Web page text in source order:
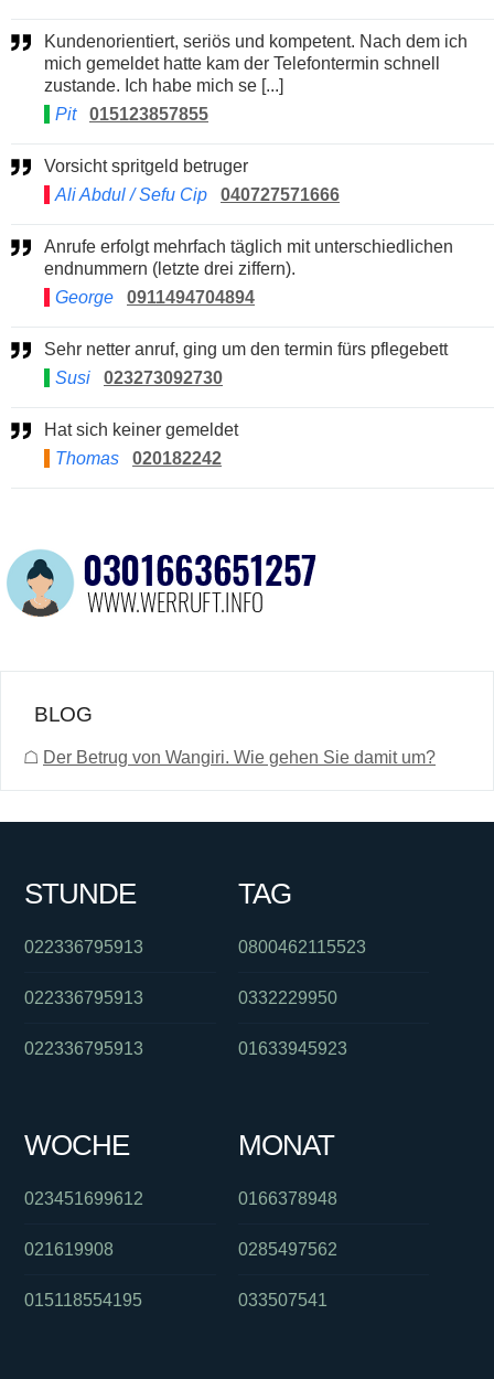
Kundenorientiert, seriös und kompetent. Nach dem ich
mich gemeldet hatte kam der Telefontermin schnell
zustande. Ich habe mich se [...]
Pit
015123857855
Vorsicht spritgeld betruger
Ali Abdul / Sefu Cip
040727571666
Anrufe erfolgt mehrfach täglich mit unterschiedlichen
endnummern (letzte drei ziffern).
George
0911494704894
Sehr netter anruf, ging um den termin fürs pflegebett
Susi
023273092730
Hat sich keiner gemeldet
Thomas
020182242
BLOG
☖ Der Betrug von Wangiri. Wie gehen Sie damit um?
STUNDE
022336795913
022336795913
022336795913
TAG
0800462115523
0332229950
01633945923
WOCHE
023451699612
021619908
015118554195
MONAT
0166378948
0285497562
033507541